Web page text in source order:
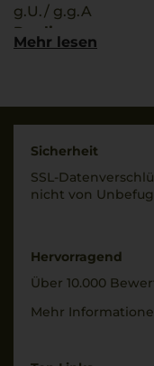
g.U./ g.g.A
Puglia
Tipica
Rebsorten
50% Nero di Troia
Alkoholgehalt
Mehr lesen
Sicherheit
SSL-
nicht von
Hervorragend
Über 10.000
Mehr